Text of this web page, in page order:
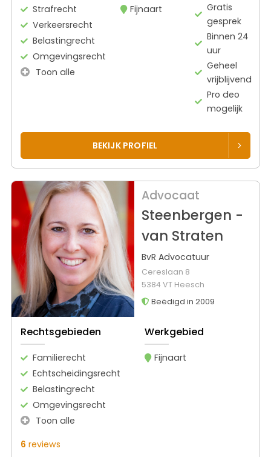
Strafrecht
Verkeersrecht
Belastingrecht
Omgevingsrecht
Toon alle
Fijnaart
Gratis
gesprek
Binnen 24
uur
Geheel
vrijblijvend
Pro deo
mogelijk
BEKIJK PROFIEL
Advocaat
Steenbergen -
van Straten
BvR Advocatuur
Cereslaan 8
5384 VT Heesch
Beëdigd in 2009
Rechtsgebieden
Familierecht
Echtscheidingsrecht
Belastingrecht
Omgevingsrecht
Toon alle
Werkgebied
Fijnaart
6 reviews